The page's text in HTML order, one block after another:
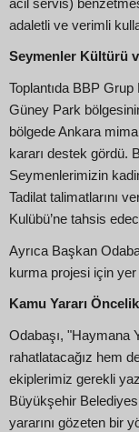
acil servis)
adaletli ve verimli
Seymenler Kültürü
Toplantıda BBP
Güney Park
bölgede Ankara
kararı destek gördü.
Seymenlerimizin
Tadilat talimatlarını
Kulübü’ne tahsis
Ayrıca Başkan
kurma projesi için yer
Kamu Yararı
Odabaşı, "Haymana
rahatlatacağız hem
ekiplerimiz gerekli
Büyükşehir
yararını gözeten bir